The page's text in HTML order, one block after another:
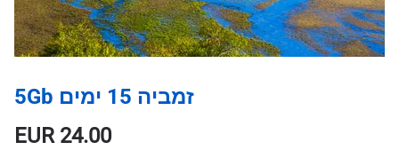
זמביה 15 ימים 5Gb
EUR24.00